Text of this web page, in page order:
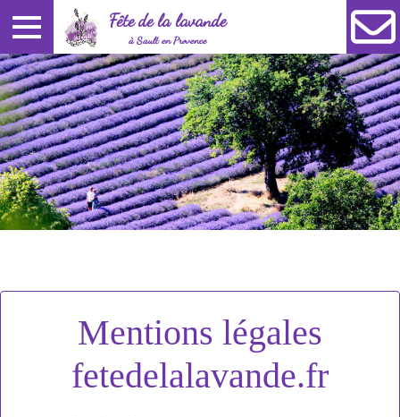
Fête de la lavande
à Sault en Provence
Mentions légales
fetedelalavande.fr